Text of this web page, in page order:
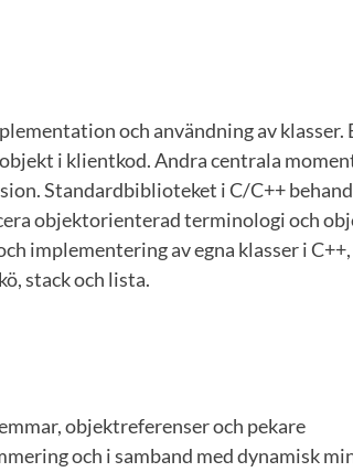
och användning av klasser.
i klientkod. Andra centrala
Standardbiblioteket i C/C++
objektorienterad terminologi och
implementering av egna klasser i
stack och lista.
objektreferenser och pekare
och i samband med dynamisk